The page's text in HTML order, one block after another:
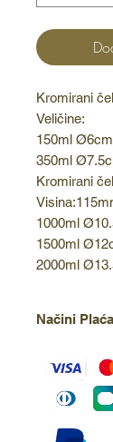
Kromirani
Veličine:
150ml
350ml
Kromirani
1000ml
1500ml
2000ml
Načini